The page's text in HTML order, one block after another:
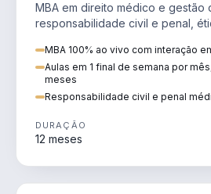
MBA em direito médico e gestão
responsabilidade civil e penal,
MBA 100% ao vivo com interação
Aulas em 1 final de semana por
meses
Responsabilidade civil e penal
DURAÇÃO
12 meses